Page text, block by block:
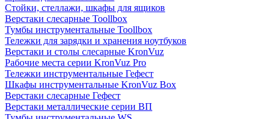
Стойки, стеллажи, шкафы для ящиков
Верстаки слесарные Toollbox
Тумбы инструментальные Toollbox
Тележки для зарядки и хранения ноутбуков
Верстаки и столы слесарные KronVuz
Рабочие места серии KronVuz Pro
Тележки инструментальные Гефест
Шкафы инструментальные KronVuz Box
Верстаки слесарные Гефест
Верстаки металлические серии ВП